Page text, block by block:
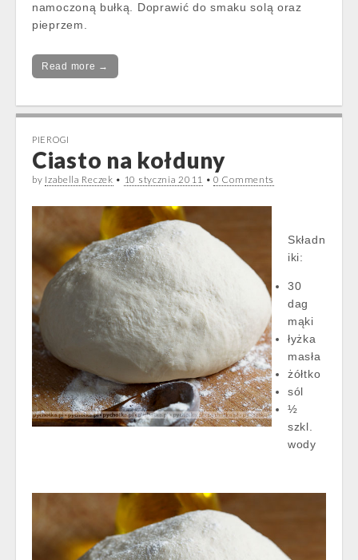
namoczoną bułką. Doprawić do smaku solą oraz
pieprzem.
Read more →
PIEROGI
Ciasto na kołduny
by Izabella Reczek • 10 stycznia 2011 •0 Comments
Składn
iki:
30
dag
mąki
łyżka
masła
żółtko
sól
½
szkl.
wody